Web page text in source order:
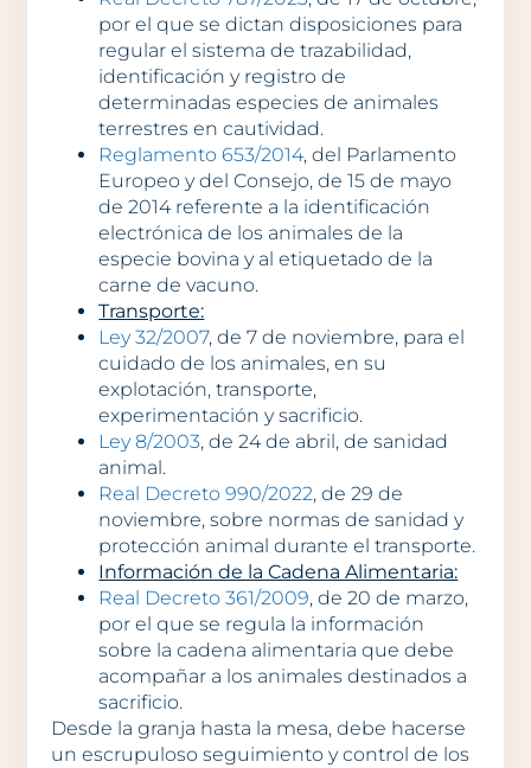
por el que se dictan disposiciones para
regular el sistema de trazabilidad,
identificación y registro de
determinadas especies de animales
terrestres en cautividad.
Reglamento 653/2014, del Parlamento
Europeo y del Consejo, de 15 de mayo
de 2014 referente a la identificación
electrónica de los animales de la
especie bovina y al etiquetado de la
carne de vacuno.
Transporte:
Ley 32/2007, de 7 de noviembre, para el
cuidado de los animales, en su
explotación, transporte,
experimentación y sacrificio.
Ley 8/2003, de 24 de abril, de sanidad
animal.
Real Decreto 990/2022, de 29 de
noviembre, sobre normas de sanidad y
protección animal durante el transporte.
Información de la Cadena Alimentaria:
Real Decreto 361/2009, de 20 de marzo,
por el que se regula la información
sobre la cadena alimentaria que debe
acompañar a los animales destinados a
sacrificio.
Desde la granja hasta la mesa, debe hacerse
un escrupuloso seguimiento y control de los